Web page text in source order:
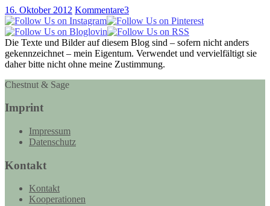
16. Oktober 2012 Kommentare3
Die Texte und Bilder auf diesem Blog sind – sofern nicht anders
gekennzeichnet – mein Eigentum. Verwendet und vervielfältigt sie
daher bitte nicht ohne meine Zustimmung.
Chestnut & Sage
Imprint
Impressum
Datenschutz
Kontakt
Kontakt
Kooperationen